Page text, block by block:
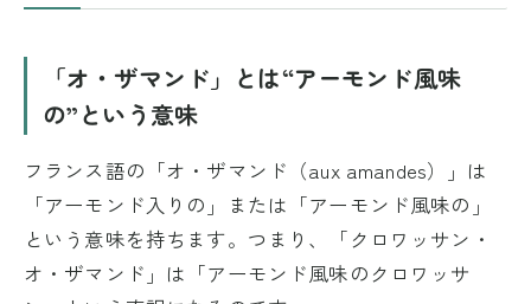
「オ・ザマンド」とは“アーモンド風味
の”という意味
フランス語の「オ・ザマンド（aux amandes）」は
「アーモンド入りの」または「アーモンド風味の」
という意味を持ちます。つまり、「クロワッサン・
オ・ザマンド」は「アーモンド風味のクロワッサ